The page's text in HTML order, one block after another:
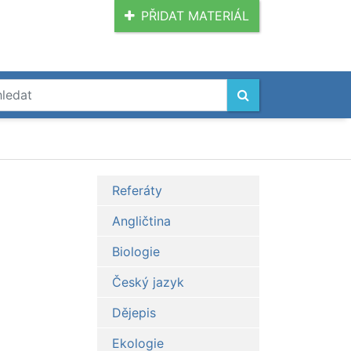
PŘIDAT MATERIÁL
Referáty
Angličtina
Biologie
Český jazyk
Dějepis
Ekologie